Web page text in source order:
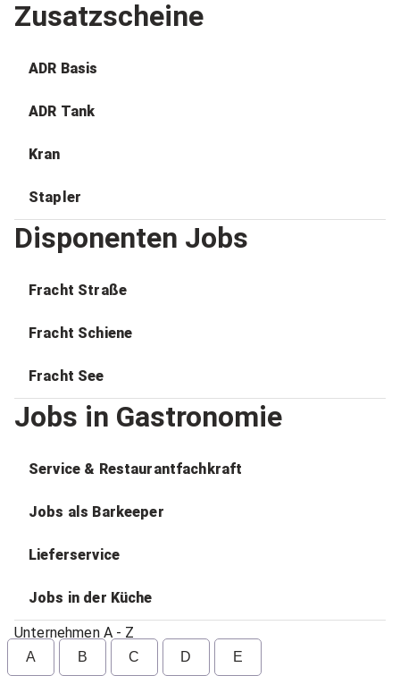
Zusatzscheine
ADR Basis
ADR Tank
Kran
Stapler
Disponenten Jobs
Fracht Straße
Fracht Schiene
Fracht See
Jobs in Gastronomie
Service & Restaurantfachkraft
Jobs als Barkeeper
Lieferservice
Jobs in der Küche
Unternehmen A - Z
A B C D E